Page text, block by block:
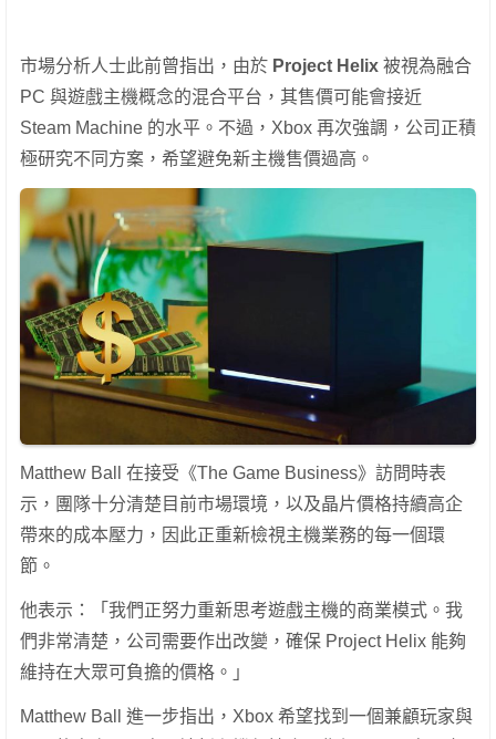
市場分析人士此前曾指出，由於 Project Helix 被視為融合
PC 與遊戲主機概念的混合平台，其售價可能會接近
Steam Machine 的水平。不過，Xbox 再次強調，公司正積
極研究不同方案，希望避免新主機售價過高。
Matthew Ball 在接受《The Game Business》訪問時表
示，團隊十分清楚目前市場環境，以及晶片價格持續高企
帶來的成本壓力，因此正重新檢視主機業務的每一個環
節。
他表示：「我們正努力重新思考遊戲主機的商業模式。我
們非常清楚，公司需要作出改變，確保 Project Helix 能夠
維持在大眾可負擔的價格。」
Matthew Ball 進一步指出，Xbox 希望找到一個兼顧玩家與